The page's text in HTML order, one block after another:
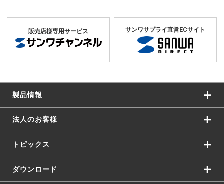
販売店様専用サービス サンワサプライ直営ECサイト
製品情報
法人のお客様
トピックス
ダウンロード